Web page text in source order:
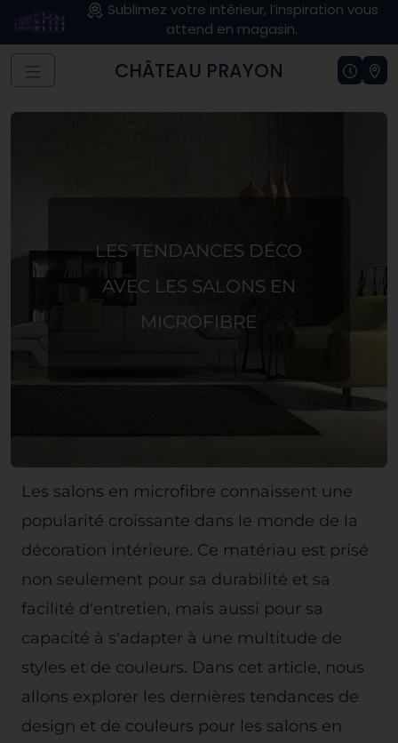
Sublimez votre intérieur, l’inspiration vous
attend en magasin.
CHÂTEAU PRAYON
LES TENDANCES DÉCO
AVEC LES SALONS EN
MICROFIBRE
Les salons en microfibre connaissent une
popularité croissante dans le monde de la
décoration intérieure. Ce matériau est prisé
non seulement pour sa durabilité et sa
facilité d'entretien, mais aussi pour sa
capacité à s'adapter à une multitude de
styles et de couleurs. Dans cet article, nous
allons explorer les dernières tendances de
design et de couleurs pour les salons en